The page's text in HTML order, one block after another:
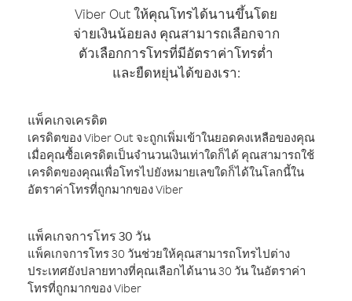
Viber Out ให้คุณโทรได้นานขึ้นโดย
จ่ายเงินน้อยลง คุณสามารถเลือกจาก
ตัวเลือกการโทรที่มีอัตราค่าโทรต่ำ
และยืดหยุ่นได้ของเรา:
แพ็คเกจเครดิต
เครดิตของ Viber Out จะถูกเพิ่มเข้าในยอดคงเหลือของคุณ
เมื่อคุณซื้อเครดิตเป็นจำนวนเงินเท่าใดก็ได้ คุณสามารถใช้
เครดิตของคุณเพื่อโทรไปยังหมายเลขใดก็ได้ในโลกนี้ใน
อัตราค่าโทรที่ถูกมากของ Viber
แพ็คเกจการโทร 30 วัน
แพ็คเกจการโทร 30 วันช่วยให้คุณสามารถโทรไปต่าง
ประเทศยังปลายทางที่คุณเลือกได้นาน 30 วัน ในอัตราค่า
โทรที่ถูกมากของ Viber